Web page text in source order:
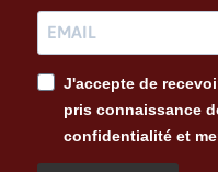
J'accepte de
pris connaissance
confidentialité et